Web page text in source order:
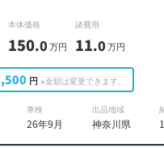
本体価格
150.0万円
諸費用
11.0万円
円 ※金額は変更できます。
車検
26年9月
出品地域
神奈川県